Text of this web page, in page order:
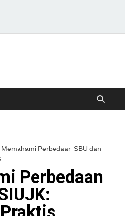
Memahami Perbedaan SBU dan
Perbedaan